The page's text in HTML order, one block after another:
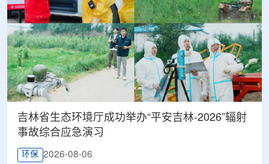
吉林省生态环境厅成功举办“平安吉林-2026”辐射
事故综合应急演习
环保 2026-08-06